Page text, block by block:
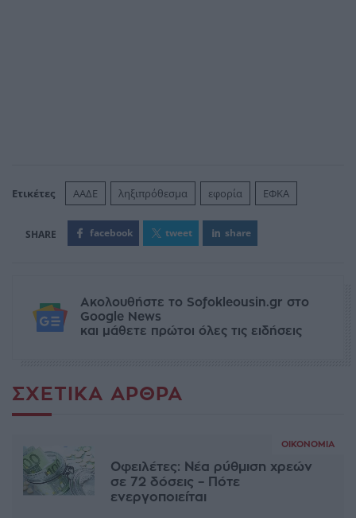
Ετικέτες ΑΑΔΕ ληξιπρόθεσμα εφορία ΕΦΚΑ
facebook tweet share
Ακολουθήστε το Sofokleousin.gr στο
Google News
και μάθετε πρώτοι όλες τις ειδήσεις
ΣΧΕΤΙΚΆ ΆΡΘΡΑ
ΟΙΚΟΝΟΜΊΑ
Οφειλέτες: Νέα ρύθμιση χρεών
σε 72 δόσεις – Πότε
ενεργοποιείται